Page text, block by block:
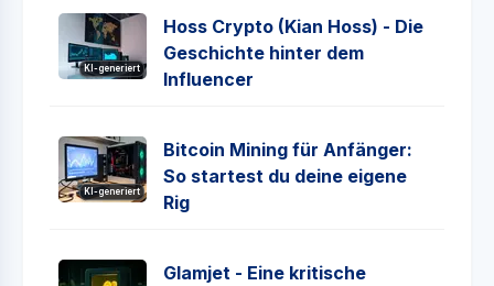
KI-generiert
Hoss Crypto (Kian Hoss) - Die
Geschichte hinter dem
Influencer
KI-generiert
Bitcoin Mining für Anfänger:
So startest du deine eigene
Rig
Glamjet - Eine kritische